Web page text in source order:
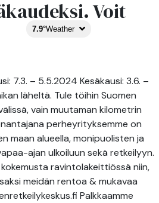
7.9°Weather
Voit
7.3. – 5.5.2024 Kesäkausi: 3.6. –
läheltä. Tule töihin Suomen
vain muutaman kilometrin
perheyrityksemme on
maan alueella, monipuolisten ja
ajan ulkoiluun sekä retkeilyyn.
ravintolakeittiössä niin,
meidän rentoa & mukavaa
Palkkaamme